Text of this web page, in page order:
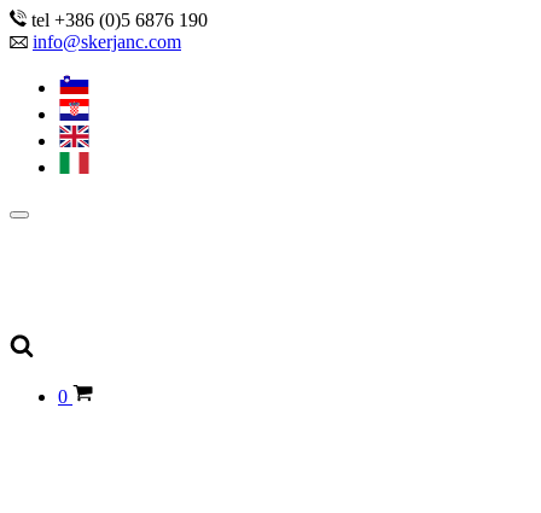
tel +386 (0)5 6876 190
info@skerjanc.com
0